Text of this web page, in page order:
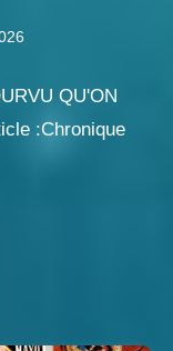
QU'ON
:Chronique